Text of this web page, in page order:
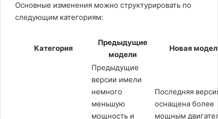
Основные изменения можно структурировать по
следующим категориям:
Категория
Предыдущие
модели
Новая
Предыдущие
версии имели
немного
меньшую
мощность и
Последняя
оснащена более
мощным